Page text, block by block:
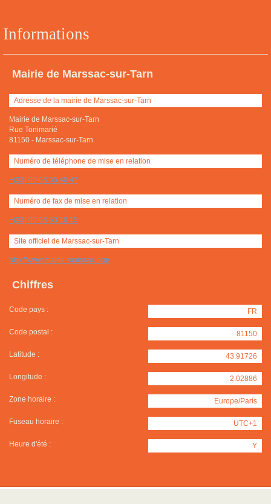
Informations
Mairie de Marssac-sur-Tarn
Adresse de la mairie de Marssac-sur-Tarn
Mairie de Marssac-sur-Tarn
Rue Tonimarié
81150 - Marssac-sur-Tarn
Numéro de téléphone de mise en relation
+(33) 05 63 55 40 47
Numéro de fax de mise en relation
+(33) 05 63 53 10 15
Site officiel de Marssac-sur-Tarn
http://www.mairie-marssac.org/
Chiffres
Code pays : FR
Code postal : 81150
Latitude : 43.91726
Longitude : 2.02886
Zone horaire : Europe/Paris
Fuseau horaire : UTC+1
Heure d'été : Y